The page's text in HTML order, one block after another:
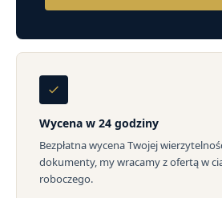
Wycena w 24 godziny
Bezpłatna wycena Twojej
dokumenty, my wracamy z ofertą w
roboczego.